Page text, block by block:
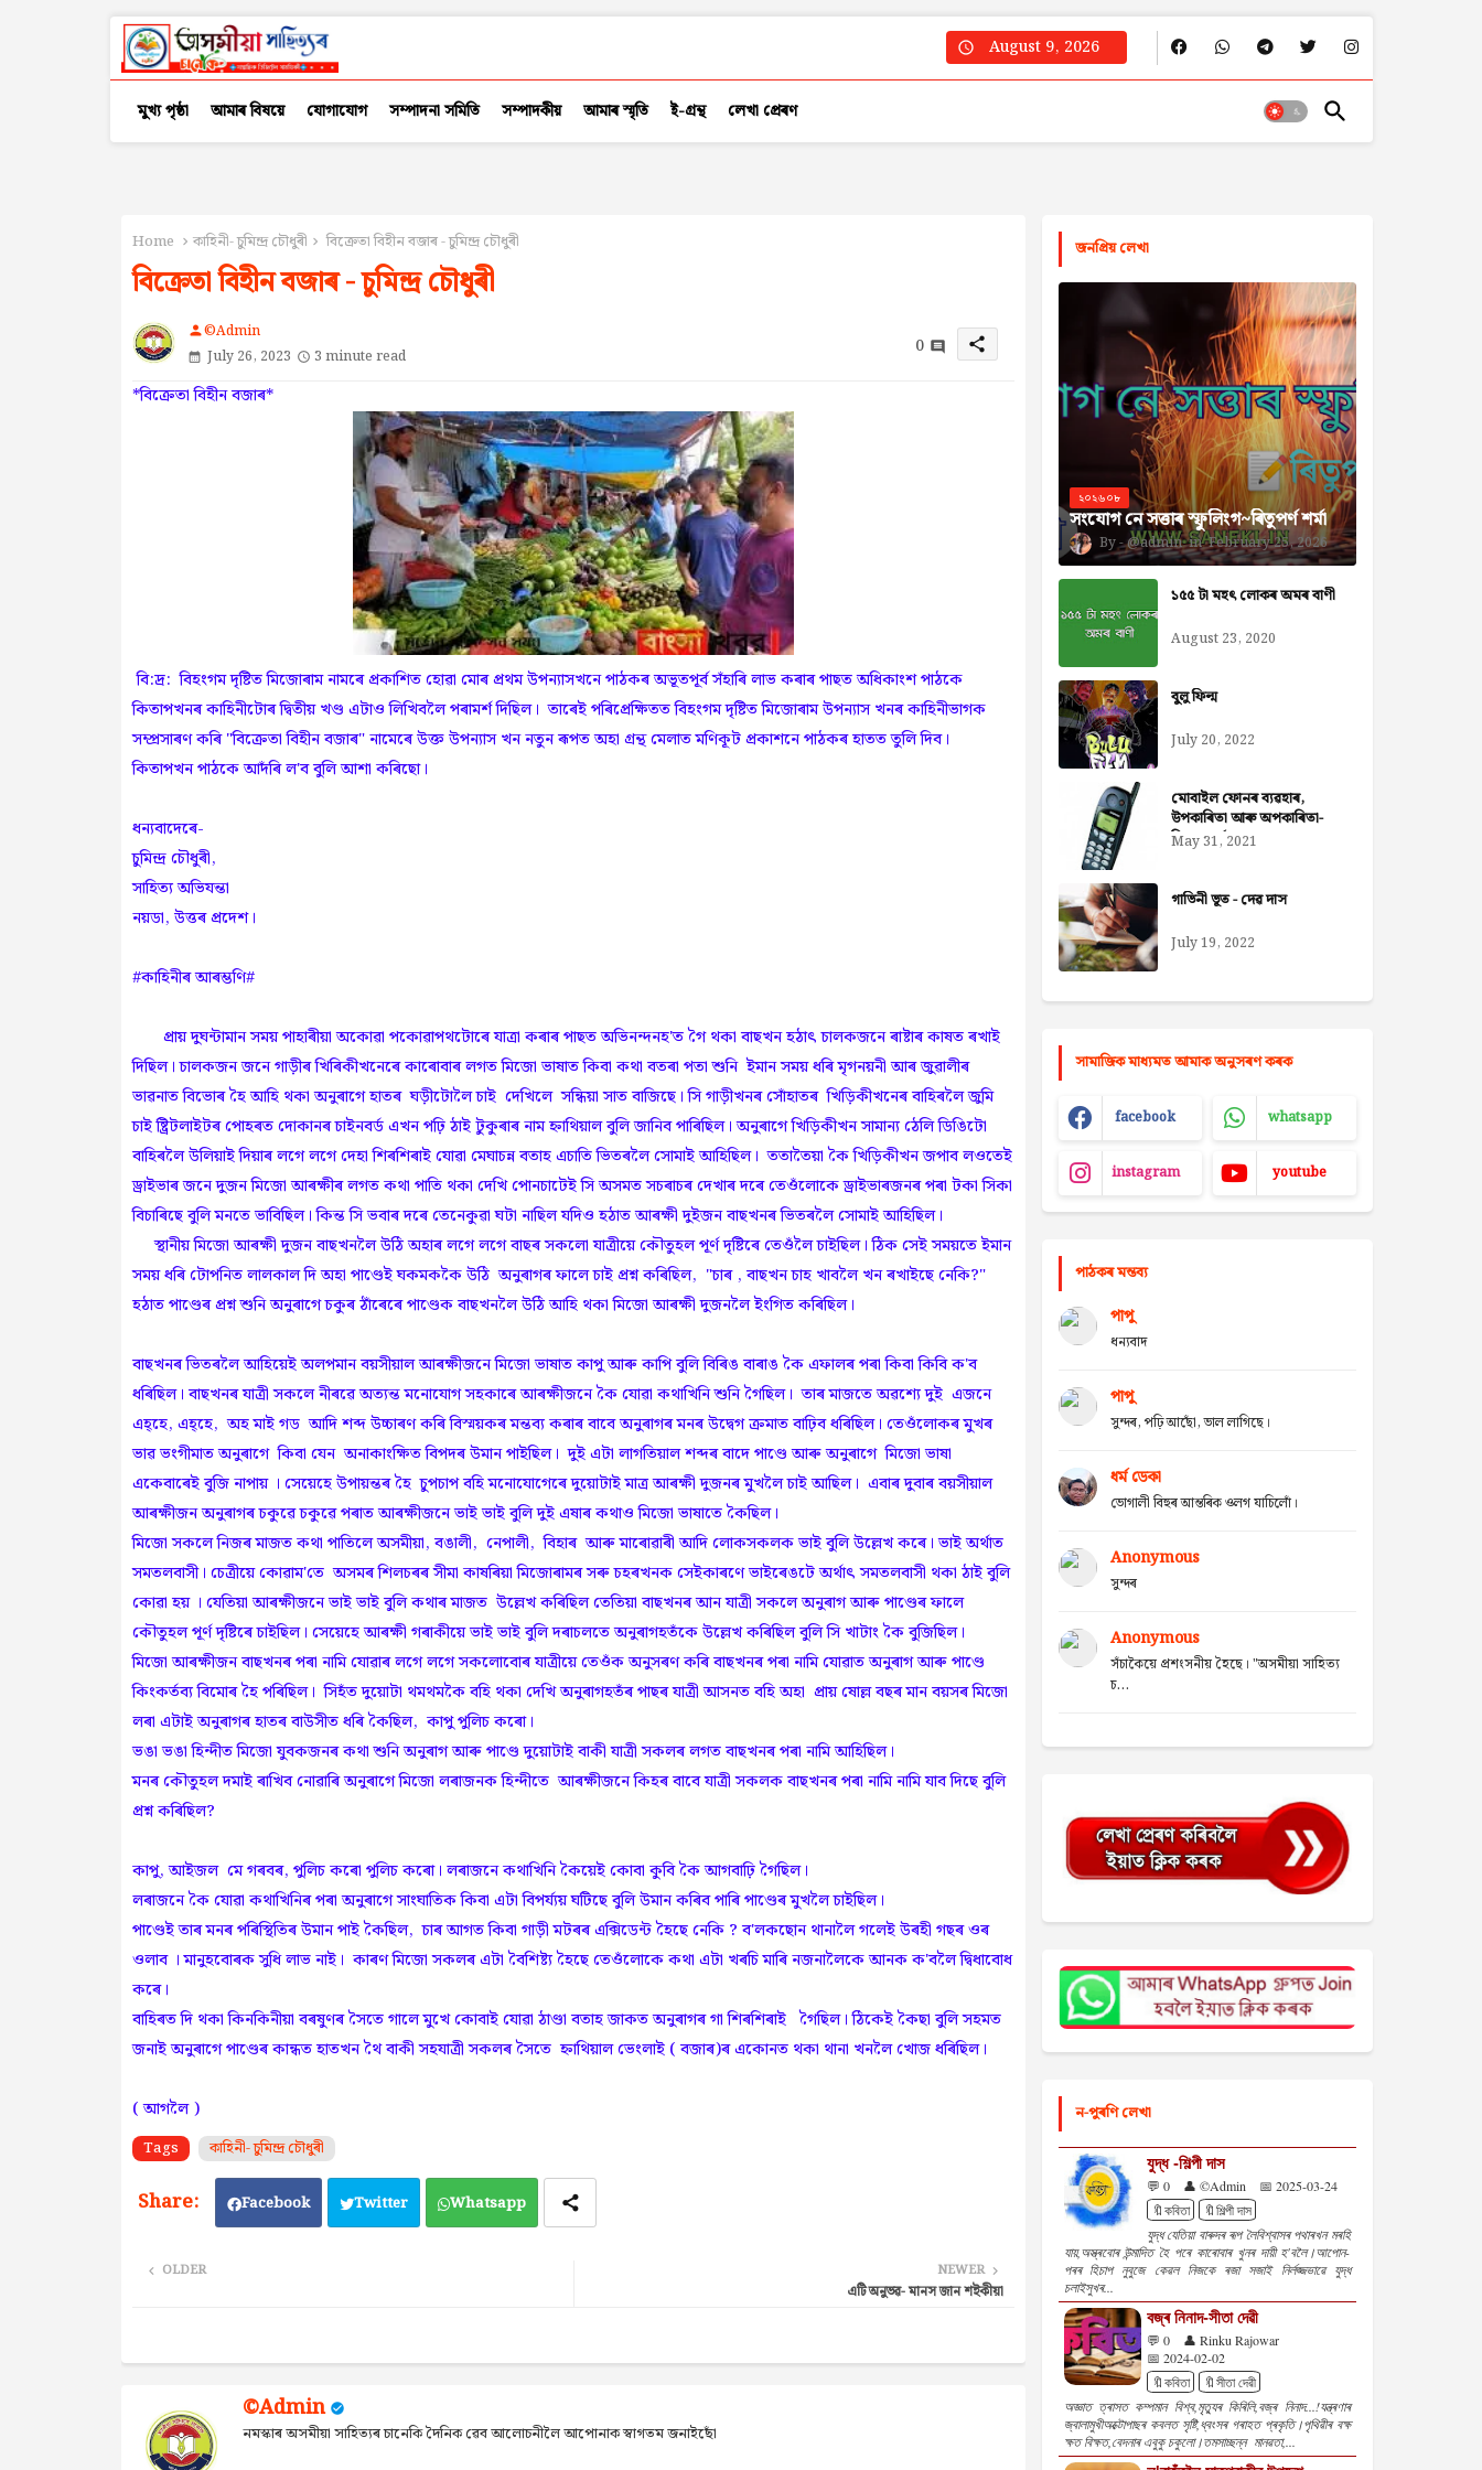
August 9, 2026
মুখ্য পৃষ্ঠা আমাৰ বিষয়ে যোগাযোগ সম্পাদনা সমিতি সম্পাদকীয় আমাৰ স্মৃতি ই-গ্ৰন্থ লেখা প্ৰেৰণ
Home কাহিনী- চুমিন্দ্ৰ চৌধুৰী বিক্রেতা বিহীন বজাৰ - চুমিন্দ্ৰ চৌধুৰী
বিক্রেতা বিহীন বজাৰ - চুমিন্দ্ৰ চৌধুৰী
person©Admin
July 26, 2023
3 minute read 0 share
*বিক্রেতা বিহীন বজাৰ*
বি:দ্ৰ: বিহংগম দৃষ্টিত মিজোৰাম নামৰে প্ৰকাশিত হোৱা মোৰ প্ৰথম উপন্যাসখনে পাঠকৰ অভূতপূৰ্ব সঁহাৰি লাভ কৰাৰ পাছত অধিকাংশ পাঠকে
কিতাপখনৰ কাহিনীটোৰ দ্বিতীয় খণ্ড এটাও লিখিবলৈ পৰামৰ্শ দিছিল। তাৰেই পৰিপ্ৰেক্ষিতত বিহংগম দৃষ্টিত মিজোৰাম উপন্যাস খনৰ কাহিনীভাগক
সম্প্ৰসাৰণ কৰি "বিক্ৰেতা বিহীন বজাৰ" নামেৰে উক্ত উপন্যাস খন নতুন ৰূপত অহা গ্ৰন্থ মেলাত মণিকূট প্ৰকাশনে পাঠকৰ হাতত তুলি দিব।
কিতাপখন পাঠকে আদঁৰি ল'ব বুলি আশা কৰিছো।
ধন্যবাদেৰে-
চুমিন্দ্ৰ চৌধুৰী,
সাহিত্য অভিযন্তা
নয়ডা, উত্তৰ প্ৰদেশ।
#কাহিনীৰ আৰম্ভণি#
প্ৰায় দুঘন্টামান সময় পাহাৰীয়া অকোৱা পকোৱাপথটোৰে যাত্রা কৰাৰ পাছত অভিনন্দনহ'ত গৈ থকা বাছখন হঠাৎ চালকজনে ৰাষ্টাৰ কাষত ৰখাই
দিছিল। চালকজন জনে গাড়ীৰ খিৰিকীখনেৰে কাৰোবাৰ লগত মিজো ভাষাত কিবা কথা বতৰা পতা শুনি ইমান সময় ধৰি মৃগনয়নী আৰ জুৱালীৰ
ভাৱনাত বিভোৰ হৈ আহি থকা অনুৰাগে হাতৰ ঘড়ীটোলৈ চাই দেখিলে সন্ধিয়া সাত বাজিছে। সি গাড়ীখনৰ সোঁহাতৰ খিড়িকীখনেৰ বাহিৰলৈ জুমি
চাই ষ্ট্ৰিটলাইটৰ পোহৰত দোকানৰ চাইনবৰ্ড এখন পঢ়ি ঠাই টুকুৰাৰ নাম হ্নাথিয়াল বুলি জানিব পাৰিছিল। অনুৰাগে খিড়িকীখন সামান্য ঠেলি ডিঙিটো
বাহিৰলৈ উলিয়াই দিয়াৰ লগে লগে দেহা শিৰশিৰাই যোৱা মেঘাচন্ন বতাহ এচাতি ভিতৰলৈ সোমাই আহিছিল। ততাতৈয়া কৈ খিড়িকীখন জপাব লওতেই
ড্ৰাইভাৰ জনে দুজন মিজো আৰক্ষীৰ লগত কথা পাতি থকা দেখি পোনচাটেই সি অসমত সচৰাচৰ দেখাৰ দৰে তেওঁলোকে ড্ৰাইভাৰজনৰ পৰা টকা সিকা
বিচাৰিছে বুলি মনতে ভাবিছিল। কিন্ত সি ভবাৰ দৰে তেনেকুৱা ঘটা নাছিল যদিও হঠাত আৰক্ষী দুইজন বাছখনৰ ভিতৰলৈ সোমাই আহিছিল।
স্থানীয় মিজো আৰক্ষী দুজন বাছখনলৈ উঠি অহাৰ লগে লগে বাছৰ সকলো যাত্রীয়ে কৌতুহল পূৰ্ণ দৃষ্টিৰে তেওঁলৈ চাইছিল। ঠিক সেই সময়তে ইমান
সময় ধৰি টোপনিত লালকাল দি অহা পাণ্ডেই ঘকমককৈ উঠি অনুৰাগৰ ফালে চাই প্ৰশ্ন কৰিছিল, "চাৰ , বাছখন চাহ খাবলৈ খন ৰখাইছে নেকি?"
হঠাত পাণ্ডেৰ প্ৰশ্ন শুনি অনুৰাগে চকুৰ ঠাঁৰেৰে পাণ্ডেক বাছখনলৈ উঠি আহি থকা মিজো আৰক্ষী দুজনলৈ ইংগিত কৰিছিল।
বাছখনৰ ভিতৰলৈ আহিয়েই অলপমান বয়সীয়াল আৰক্ষীজনে মিজো ভাষাত কাপু আৰু কাপি বুলি বিৰিঙ বাৰাঙ কৈ এফালৰ পৰা কিবা কিবি ক'ব
ধৰিছিল। বাছখনৰ যাত্রী সকলে নীৰৱে অত্যন্ত মনোযোগ সহকাৰে আৰক্ষীজনে কৈ যোৱা কথাখিনি শুনি গৈছিল। তাৰ মাজতে অৱশ্যে দুই এজনে
এহ্হে, এহ্হে, অহ মাই গড আদি শব্দ উচ্চাৰণ কৰি বিস্ময়কৰ মন্তব্য কৰাৰ বাবে অনুৰাগৰ মনৰ উদ্বেগ ক্রমাত বাঢ়িব ধৰিছিল। তেওঁলোকৰ মুখৰ
ভাৱ ভংগীমাত অনুৰাগে কিবা যেন অনাকাংক্ষিত বিপদৰ উমান পাইছিল। দুই এটা লাগতিয়াল শব্দৰ বাদে পাণ্ডে আৰু অনুৰাগে মিজো ভাষা
একেবাৰেই বুজি নাপায় । সেয়েহে উপায়ন্তৰ হৈ চুপচাপ বহি মনোযোগেৰে দুয়োটাই মাত্র আৰক্ষী দুজনৰ মুখলৈ চাই আছিল। এবাৰ দুবাৰ বয়সীয়াল
আৰক্ষীজন অনুৰাগৰ চকুৱে চকুৱে পৰাত আৰক্ষীজনে ভাই ভাই বুলি দুই এষাৰ কথাও মিজো ভাষাতে কৈছিল।
মিজো সকলে নিজৰ মাজত কথা পাতিলে অসমীয়া, বঙালী, নেপালী, বিহাৰ আৰু মাৰোৱাৰী আদি লোকসকলক ভাই বুলি উল্লেখ কৰে। ভাই অৰ্থাত
সমতলবাসী। চেত্ৰীয়ে কোৱাম'তে অসমৰ শিলচৰৰ সীমা কাষৰিয়া মিজোৰামৰ সৰু চহৰখনক সেইকাৰণে ভাইৰেঙটে অৰ্থাৎ সমতলবাসী থকা ঠাই বুলি
কোৱা হয় । যেতিয়া আৰক্ষীজনে ভাই ভাই বুলি কথাৰ মাজত উল্লেখ কৰিছিল তেতিয়া বাছখনৰ আন যাত্রী সকলে অনুৰাগ আৰু পাণ্ডেৰ ফালে
কৌতুহল পূৰ্ণ দৃষ্টিৰে চাইছিল। সেয়েহে আৰক্ষী গৰাকীয়ে ভাই ভাই বুলি দৰাচলতে অনুৰাগহতঁকে উল্লেখ কৰিছিল বুলি সি খাটাং কৈ বুজিছিল।
মিজো আৰক্ষীজন বাছখনৰ পৰা নামি যোৱাৰ লগে লগে সকলোবোৰ যাত্রীয়ে তেওঁক অনুসৰণ কৰি বাছখনৰ পৰা নামি যোৱাত অনুৰাগ আৰু পাণ্ডে
কিংকৰ্তব্য বিমোৰ হৈ পৰিছিল। সিহঁত দুয়োটা থমথমকৈ বহি থকা দেখি অনুৰাগহতঁৰ পাছৰ যাত্রী আসনত বহি অহা প্ৰায় ষোল্ল বছৰ মান বয়সৰ মিজো
লৰা এটাই অনুৰাগৰ হাতৰ বাউসীত ধৰি কৈছিল, কাপু পুলিচ কৰো।
ভঙা ভঙা হিন্দীত মিজো যুবকজনৰ কথা শুনি অনুৰাগ আৰু পাণ্ডে দুয়োটাই বাকী যাত্রী সকলৰ লগত বাছখনৰ পৰা নামি আহিছিল।
মনৰ কৌতুহল দমাই ৰাখিব নোৱাৰি অনুৰাগে মিজো লৰাজনক হিন্দীতে আৰক্ষীজনে কিহৰ বাবে যাত্রী সকলক বাছখনৰ পৰা নামি নামি যাব দিছে বুলি
প্ৰশ্ন কৰিছিল?
কাপু, আইজল মে গৰবৰ, পুলিচ কৰো পুলিচ কৰো। লৰাজনে কথাখিনি কৈয়েই কোবা কুবি কৈ আগবাঢ়ি গৈছিল।
লৰাজনে কৈ যোৱা কথাখিনিৰ পৰা অনুৰাগে সাংঘাতিক কিবা এটা বিপৰ্য্যয় ঘটিছে বুলি উমান কৰিব পাৰি পাণ্ডেৰ মুখলৈ চাইছিল।
পাণ্ডেই তাৰ মনৰ পৰিস্থিতিৰ উমান পাই কৈছিল, চাৰ আগত কিবা গাড়ী মটৰৰ এক্সিডেন্ট হৈছে নেকি ? ব'লকছোন থানালৈ গলেই উৰহী গছৰ ওৰ
ওলাব । মানুহবোৰক সুধি লাভ নাই। কাৰণ মিজো সকলৰ এটা বৈশিষ্ট্য হৈছে তেওঁলোকে কথা এটা খৰচি মাৰি নজনালৈকে আনক ক'বলৈ দ্বিধাবোধ
কৰে।
বাহিৰত দি থকা কিনকিনীয়া বৰষুণৰ সৈতে গালে মুখে কোবাই যোৱা ঠাণ্ডা বতাহ জাকত অনুৰাগৰ গা শিৰশিৰাই গৈছিল। ঠিকেই কৈছা বুলি সহমত
জনাই অনুৰাগে পাণ্ডেৰ কান্ধত হাতখন থৈ বাকী সহযাত্ৰী সকলৰ সৈতে হ্নাথিয়াল ভেংলাই ( বজাৰ)ৰ একোনত থকা থানা খনলৈ খোজ ধৰিছিল।
( আগলৈ )
Tags কাহিনী- চুমিন্দ্ৰ চৌধুৰী
Facebook Twitter Whatsapp
NEWER
এটি অনুভৱ- মানস জান শইকীয়া
OLDER
©Admin
নমস্কাৰ অসমীয়া সাহিত্যৰ চানেকি দৈনিক ৱেব আলোচনীলৈ আপোনাক স্বাগতম জনাইছোঁ
জনপ্রিয় লেখা
২০২৬০৮
সংযোগ নে সত্তাৰ স্ফুলিংগ~ৰিতুপৰ্ণ শৰ্মা
@admin February 25, 2026
১৫৫ টা মহৎ লোকৰ অমৰ বাণী
August 23, 2020
বুলু ফিল্ম
July 20, 2022
মোবাইল ফোনৰ ব্যৱহাৰ,
উপকাৰিতা আৰু অপকাৰিতা-
নিজৰা বৰ্মন ডেকা
May 31, 2021
গাভিনী ভূত - দেৱ দাস
July 19, 2022
সামাজিক মাধ্যমত আমাক অনুসৰণ কৰক
facebook whatsapp
instagram youtube
পাঠকৰ মন্তব্য
পাপু
ধন্যবাদ
পাপু
সুন্দৰ, পঢ়ি আছোঁ, ভাল লাগিছে।
ধৰ্ম ডেকা
ভোগালী বিহুৰ আন্তৰিক ওলগ যাচিলোঁ।
Anonymous
সুন্দৰ
Anonymous
সঁচাকৈয়ে প্ৰশংসনীয় হৈছে। "অসমীয়া সাহিত্য
চ...
ন-পুৰণি লেখা
যুদ্ধ -শিল্পী দাস
💬 0 👤 ©Admin
📅 2025-03-24
🔖কবিতা
🔖শিল্পী দাস
যুদ্ধ যেতিয়া বাৰুদৰ ৰূপ লৈবিশ্বাসৰ পথাৰখন মৰহি
যায়,অস্ত্ৰবোৰ উন্মাদিত হৈ পৰে কাৰোবাৰ খুনৰ দায়ী হ'বলৈ।আপোন-
পৰৰ হিচাপ নুবুজে কেৱল নিজকে ৰজা সজাই নির্লজ্জভাৱে যুদ্ধ
চলাইসুখৰ...
বজ্ৰ নিনাদ-সীতা দেৱী
💬 0
👤 Rinku Rajowar
📅 2024-02-02
🔖কবিতা
🔖সীতা দেৱী
অজ্ঞাত ত্ৰাসত কম্পমান বিশ্ব,মৃত্যুৰ কিৰিলি,বজ্ৰ নিনাদ...!যন্ত্ৰণাৰ
জ্বালামুখীঅক্টোপাছৰ কবলত সৃষ্টি,ধ্বংসৰ গৰাহত প্ৰকৃতি।পৃথিৱীৰ বক্ষ
ক্ষত বিক্ষত,বেদনাৰ এবুকু চকুলো।তমসাচ্ছন্ন মানৱতা,...